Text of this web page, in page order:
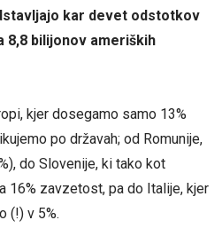
kar devet odstotkov
8,8 bilijonov ameriških
kjer dosegamo samo 13%
po državah; od Romunije,
do Slovenije, ki tako kot
16% zavzetost, pa do Italije, kjer
(!) v 5%.